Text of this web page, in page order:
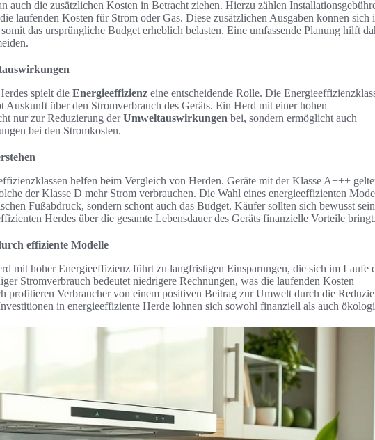
auch die zusätzlichen Kosten in Betracht ziehen. Hierzu zählen
laufenden Kosten für Strom oder Gas. Diese zusätzlichen Ausgaben können sich
das ursprüngliche Budget erheblich belasten. Eine umfassende Planung hilft
spielt die Energieeffizienz eine entscheidende Rolle. Die
über den Stromverbrauch des Geräts. Ein Herd mit einer hohen
nur zur Reduzierung derUmweltauswirkungen bei, sondern ermöglicht auch
bei den Stromkosten.
helfen beim Vergleich von Herden. Geräte mit der Klasse A+++
der Klasse D mehr Strom verbrauchen. Die Wahl eines energieeffizienten
Fußabdruck, sondern schont auch das Budget. Käufer sollten sich bewusst
Herdes über die gesamte Lebensdauer des Geräts finanzielle Vorteile bringt.
effiziente Modelle
mit hoher Energieeffizienz führt zu langfristigen Einsparungen, die sich im Laufe
Stromverbrauch bedeutet niedrigere Rechnungen, was die laufenden Kosten
profitieren Verbraucher von einem positiven Beitrag zur Umwelt durch die
in energieeffiziente Herde lohnen sich sowohl finanziell als auch